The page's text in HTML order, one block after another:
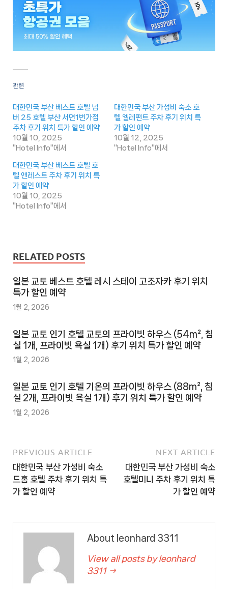
관련
대한민국 부산 베스트 호텔 넘
버 25 호텔 부산 서면1번가점
주차 후기 위치 특가 할인 예약
10월 10, 2025
"Hotel Info"에서
대한민국 부산 가성비 숙소 호
텔 엘레펀트 주차 후기 위치 특
가 할인 예약
10월 12, 2025
"Hotel Info"에서
대한민국 부산 베스트 호텔 호
텔 앤레스트 주차 후기 위치 특
가 할인 예약
10월 10, 2025
"Hotel Info"에서
RELATED POSTS
일본 교토 베스트 호텔 레시 스테이 고조자카 후기 위치
특가 할인 예약
1월 2, 2026
일본 교토 인기 호텔 교토의 프라이빗 하우스 (54m², 침
실 1개, 프라이빗 욕실 1개) 후기 위치 특가 할인 예약
1월 2, 2026
일본 교토 인기 호텔 기온의 프라이빗 하우스 (88m², 침
실 2개, 프라이빗 욕실 1개) 후기 위치 특가 할인 예약
1월 2, 2026
PREVIOUS ARTICLE
대한민국 부산 가성비 숙소
드홈 호텔 주차 후기 위치 특
가 할인 예약
NEXT ARTICLE
대한민국 부산 가성비 숙소
호텔미니 주차 후기 위치 특
가 할인 예약
About leonhard 3311
View all posts by leonhard
3311 →